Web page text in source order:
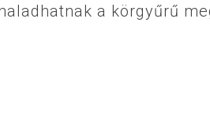
a körgyűrű